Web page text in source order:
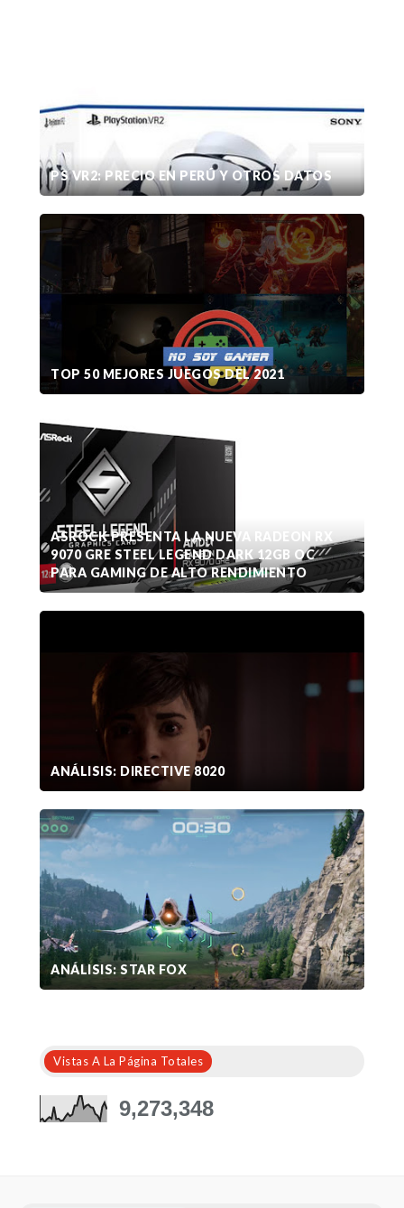
PS VR2: PRECIO EN PERÚ Y OTROS DATOS
TOP 50 MEJORES JUEGOS DEL 2021
ASROCK PRESENTA LA NUEVA RADEON RX
9070 GRE STEEL LEGEND DARK 12GB OC
PARA GAMING DE ALTO RENDIMIENTO
ANÁLISIS: DIRECTIVE 8020
ANÁLISIS: STAR FOX
Vistas A La Página Totales
9,273,348